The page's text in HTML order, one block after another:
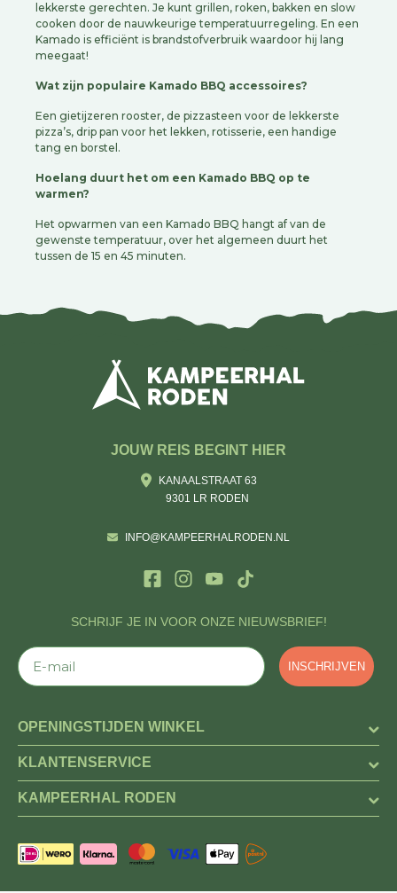
lekkerste gerechten. Je kunt grillen, roken, bakken en slow
cooken door de nauwkeurige temperatuurregeling. En een
Kamado is efficiënt is brandstofverbruik waardoor hij lang
meegaat!
Wat zijn populaire Kamado BBQ accessoires?
Een gietijzeren rooster, de pizzasteen voor de lekkerste
pizza’s, drip pan voor het lekken, rotisserie, een handige
tang en borstel.
Hoelang duurt het om een Kamado BBQ op te
warmen?
Het opwarmen van een Kamado BBQ hangt af van de
gewenste temperatuur, over het algemeen duurt het
tussen de 15 en 45 minuten.
SCHRIJF JE IN VOOR ONZE NIEUWSBRIEF!
E-mail
INSCHRIJVEN
JOUW REIS BEGINT HIER
KANAALSTRAAT 63
9301 LR RODEN
INFO@KAMPEERHALRODEN.NL
OPENINGSTIJDEN WINKEL
KLANTENSERVICE
KAMPEERHAL RODEN